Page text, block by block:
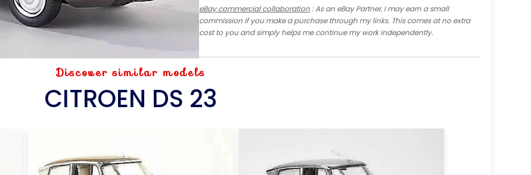
eBay commercial collaboration: As an eBay Partner, I may earn a small
commission if you make a purchase through my links. This comes at no extra
cost to you and simply helps me continue my work independently.
Discover similar models
CITROEN DS 23